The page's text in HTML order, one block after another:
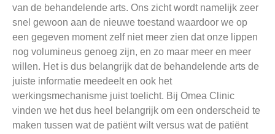
van de behandelende arts. Ons zicht wordt namelijk zeer
snel gewoon aan de nieuwe toestand waardoor we op
een gegeven moment zelf niet meer zien dat onze lippen
nog volumineus genoeg zijn, en zo maar meer en meer
willen. Het is dus belangrijk dat de behandelende arts de
juiste informatie meedeelt en ook het
werkingsmechanisme juist toelicht. Bij Omea Clinic
vinden we het dus heel belangrijk om een onderscheid te
maken tussen wat de patiënt wilt versus wat de patiënt